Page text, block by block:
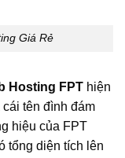
Giá Rẻ
Hosting FPT hiện
tên đình đám
hiệu của FPT
tổng diện tích lên